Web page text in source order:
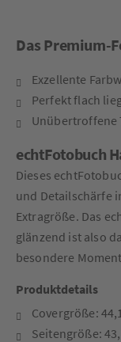
Das Premium-
Exzellente
Perfekt flach
Unübertroffene
echtFotobuch
Dieses
und Detailschärfe
Extragröße. Das
glänzend ist also
besondere
Produktdetails
Covergröße:
Seitengröße: